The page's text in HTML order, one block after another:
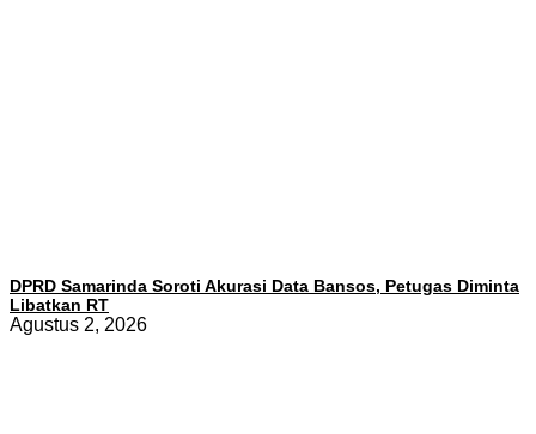
DPRD Samarinda Soroti Akurasi Data Bansos, Petugas Diminta
Libatkan RT
Agustus 2, 2026